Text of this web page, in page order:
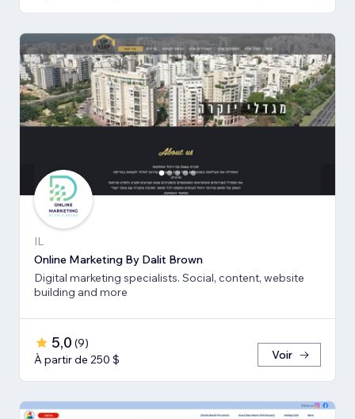
IL
Online Marketing By Dalit Brown
Digital marketing specialists. Social, content, website
building and more
5,0 (9)
À partir de 250 $
Voir